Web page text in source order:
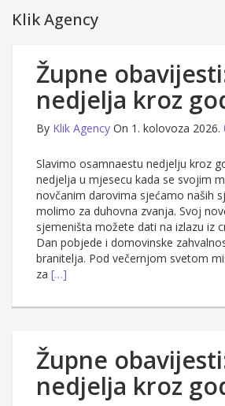
Klik Agency
Župne
nedjelja kroz
By Klik Agency On 1. kolovoza 2026.
Slavimo osamnaestu nedjelju kroz
nedjelja u mjesecu kada se svojim
novčanim darovima sjećamo naših
molimo za duhovna zvanja. Svoj
sjemeništa možete dati na izlazu iz
Dan pobjede i domovinske
branitelja. Pod večernjom svetom
za […]
Župne
nedjelja kroz